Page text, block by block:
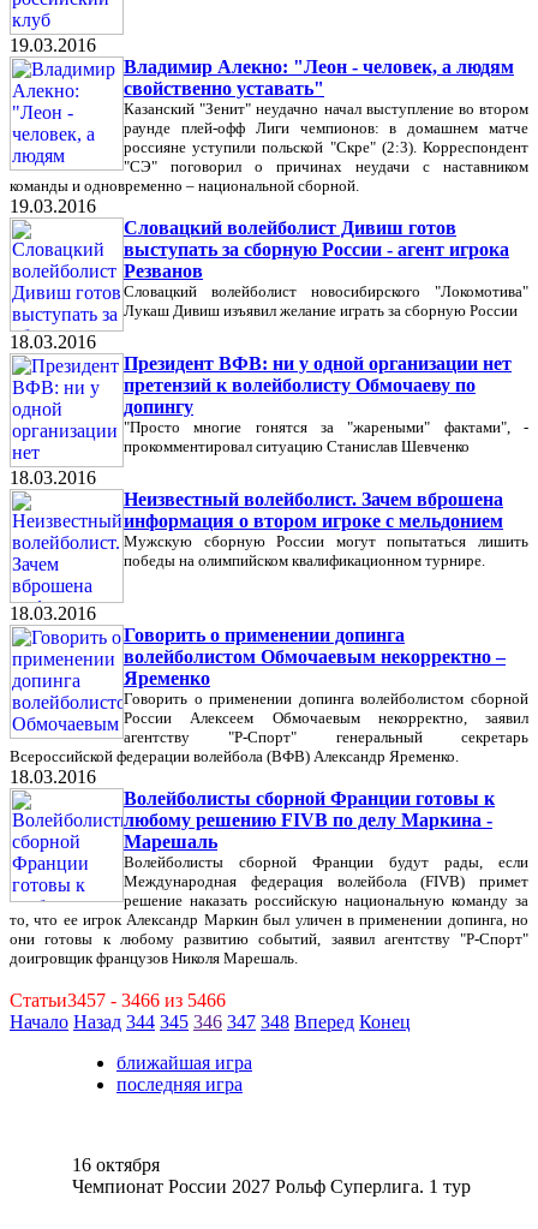
19.03.2016
Владимир Алекно: "Леон - человек, а людям
свойственно уставать"
Казанский "Зенит" неудачно начал выступление во втором
раунде плей-офф Лиги чемпионов: в домашнем матче
россияне уступили польской "Скре" (2:3). Корреспондент
"СЭ" поговорил о причинах неудачи с наставником
команды и одновременно – национальной сборной.
19.03.2016
Словацкий волейболист Дивиш готов
выступать за сборную России - агент игрока
Резванов
Словацкий волейболист новосибирского "Локомотива"
Лукаш Дивиш изъявил желание играть за сборную России
18.03.2016
Президент ВФВ: ни у одной организации нет
претензий к волейболисту Обмочаеву по
допингу
"Просто многие гонятся за "жареными" фактами", -
прокомментировал ситуацию Станислав Шевченко
18.03.2016
Неизвестный волейболист. Зачем вброшена
информация о втором игроке с мельдонием
Мужскую сборную России могут попытаться лишить
победы на олимпийском квалификационном турнире.
18.03.2016
Говорить о применении допинга
волейболистом Обмочаевым некорректно –
Яременко
Говорить о применении допинга волейболистом сборной
России Алексеем Обмочаевым некорректно, заявил
агентству "Р-Спорт" генеральный секретарь
Всероссийской федерации волейбола (ВФВ) Александр Яременко.
18.03.2016
Волейболисты сборной Франции готовы к
любому решению FIVB по делу Маркина -
Марешаль
Волейболисты сборной Франции будут рады, если
Международная федерация волейбола (FIVB) примет
решение наказать российскую национальную команду за
то, что ее игрок Александр Маркин был уличен в применении допинга, но
они готовы к любому развитию событий, заявил агентству "Р-Спорт"
доигровщик французов Николя Марешаль.
Статьи3457 - 3466 из 5466
Начало Назад 344 345 346 347 348 Вперед Конец
ближайшая игра
последняя игра
16 октября
Чемпионат России 2027 Рольф Суперлига. 1 тур